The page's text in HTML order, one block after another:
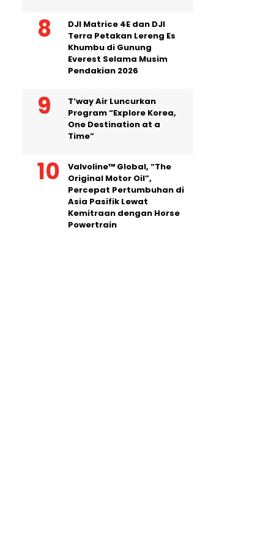
DJI Matrice 4E dan DJI
Terra Petakan Lereng Es
Khumbu di Gunung
Everest Selama Musim
Pendakian 2026
T’way Air Luncurkan
Program “Explore Korea,
One Destination at a
Time”
Valvoline™ Global, “The
Original Motor Oil”,
Percepat Pertumbuhan di
Asia Pasifik Lewat
Kemitraan dengan Horse
Powertrain